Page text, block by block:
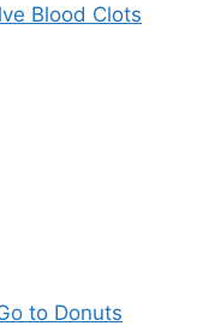
Blood Clots
to Donuts